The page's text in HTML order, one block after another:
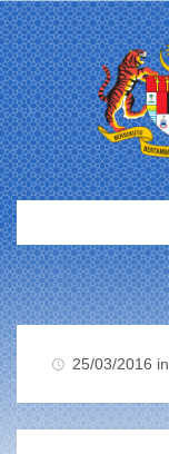
25/03/2016 in